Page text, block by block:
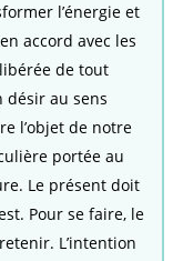
l’énergie et
accord avec les
de tout
désir au sens
l’objet de notre
portée au
Le présent doit
Pour se faire, le
L’intention